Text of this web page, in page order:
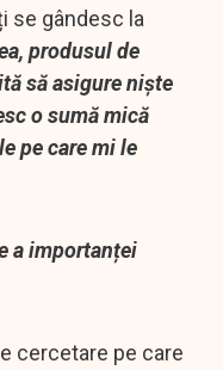
se gândesc la
produsul de
să asigure niște
o sumă mică
pe care mi le
a importanței
cercetare pe care